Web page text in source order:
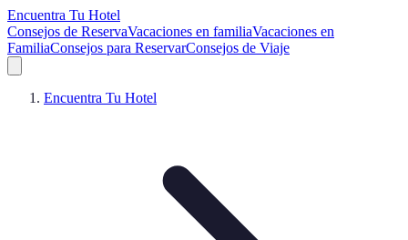
Encuentra Tu Hotel
Consejos de ReservaVacaciones en familiaVacaciones en
FamiliaConsejos para ReservarConsejos de Viaje
Encuentra Tu Hotel